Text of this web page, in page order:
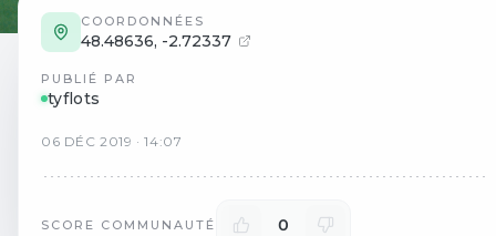
COORDONNÉES
48.48636, -2.72337
PUBLIÉ PAR
tyflots
06 DÉC 2019 ·14:07
SCORE COMMUNAUTÉ 0